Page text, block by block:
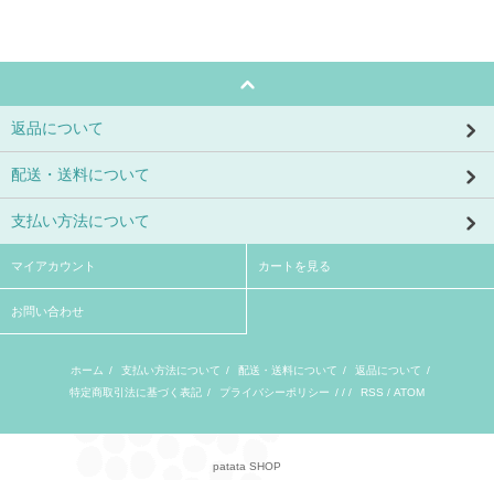
返品について
配送・送料について
支払い方法について
マイアカウント カートを見る
お問い合わせ
ホーム / 支払い方法について / 配送・送料について / 返品について /
特定商取引法に基づく表記 / プライバシーポリシー / / / RSS / ATOM
patata SHOP